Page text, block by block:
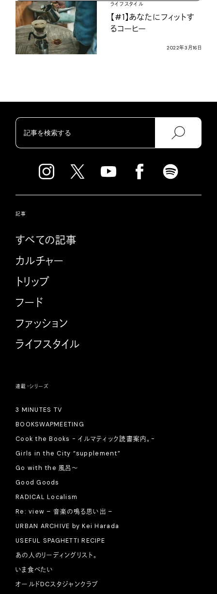
ライフスタイル
【#1】あなたにフィットす
るコーヒー
2022年3 月16 日
記事
すべての記事
カルチャー
トリップ
フード
ファッション
ライフスタイル
連載・シリーズ
3 MINUTES TV
BOOKSWAPMEETING
Cook the Books - イルマティック読書案内。-
Girls in the City “supplement”
Go with the 風呂〜
Good Goods
RADICAL Localism
Re: view – 音楽の鳴る思い出 –
URBAN ARCHIVE by Kei Harada
USEFUL SPAGHETTI RECIPE
あの人のリーディングリスト。
いま食べたい
オールドDCスタジャンクラブ